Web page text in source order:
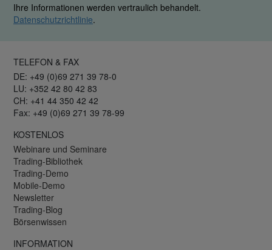
Ihre Informationen werden vertraulich behandelt.
Datenschutzrichtlinie.
TELEFON & FAX
DE: +49 (0)69 271 39 78-0
LU: +352 42 80 42 83
CH: +41 44 350 42 42
Fax: +49 (0)69 271 39 78-99
KOSTENLOS
Webinare und Seminare
Trading-Bibliothek
Trading-Demo
Mobile-Demo
Newsletter
Trading-Blog
Börsenwissen
INFORMATION